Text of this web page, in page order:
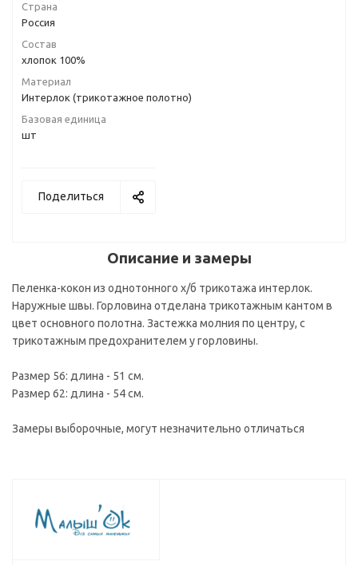
Страна
Россия
Состав
хлопок 100%
Материал
Интерлок (трикотажное полотно)
Базовая единица
шт
Поделиться
Описание и замеры
Пеленка-кокон из однотонного х/б трикотажа интерлок.
Наружные швы. Горловина отделана трикотажным кантом в
цвет основного полотна. Застежка молния по центру, с
трикотажным предохранителем у горловины.
Размер 56: длина - 51 см.
Размер 62: длина - 54 см.
Замеры выборочные, могут незначительно отличаться